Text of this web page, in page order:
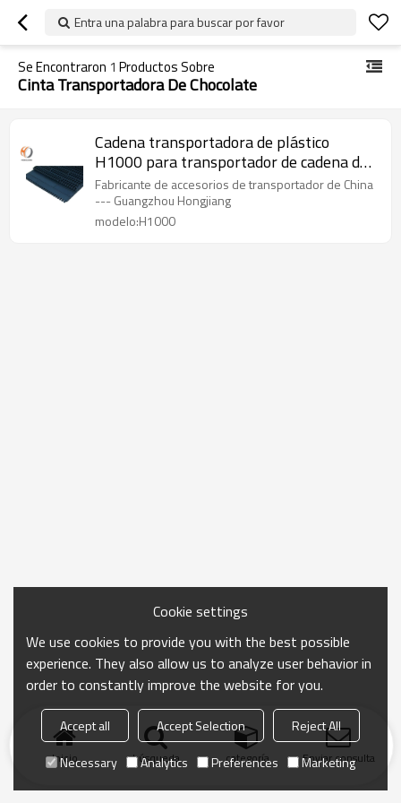
Entra una palabra para buscar por favor
Se Encontraron 1 Productos Sobre
Cinta Transportadora De Chocolate
Cadena transportadora de plástico
H1000 para transportador de cadena de
precio de alta calidad con cinta
transportadora de la industria
alimentaria
Fabricante de accesorios de transportador de China
--- Guangzhou Hongjiang
modelo:H1000
Inicio búsqueda categoría Enviar consulta
Cookie settings
We use cookies to provide you with the best possible
experience. They also allow us to analyze user behavior in
order to constantly improve the website for you.
Accept all Accept Selection
Reject All
Necessary
Analytics Preferences Marketing